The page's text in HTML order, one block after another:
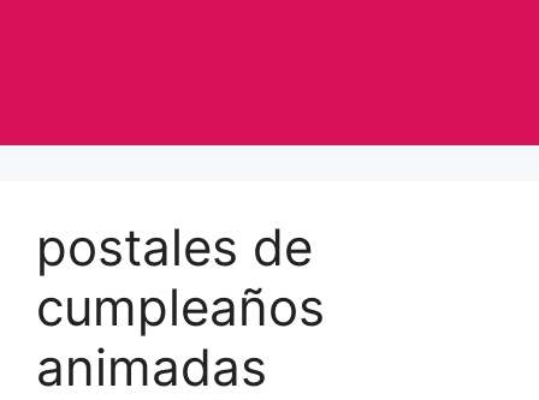
postales de
cumpleaños
animadas